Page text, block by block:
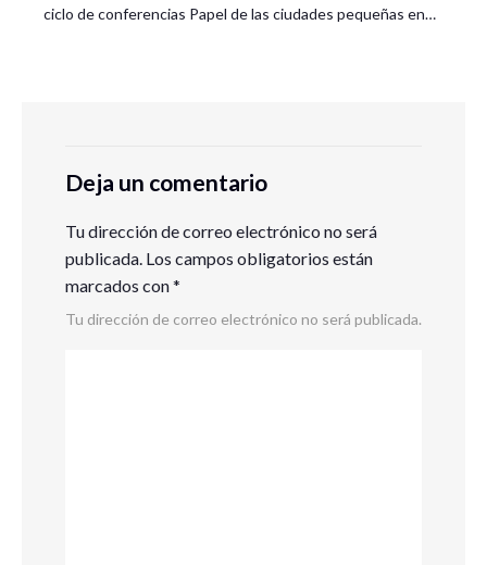
ciclo de conferencias Papel de las ciudades pequeñas en…
Deja un comentario
Tu dirección de correo electrónico no será
publicada. Los campos obligatorios están
marcados con*
Tu dirección de correo electrónico no será publicada.